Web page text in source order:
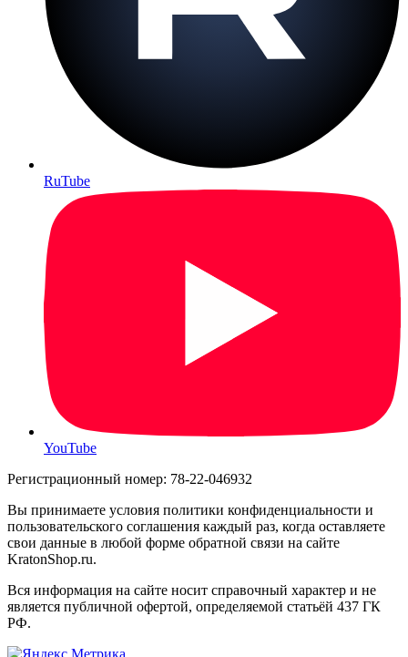
RuTube
YouTube
Регистрационный номер: 78-22-046932
Вы принимаете условия политики конфиденциальности и
пользовательского соглашения каждый раз, когда оставляете
свои данные в любой форме обратной связи на сайте
KratonShop.ru.
Вся информация на сайте носит справочный характер и не
является публичной офертой, определяемой статьёй 437 ГК
РФ.